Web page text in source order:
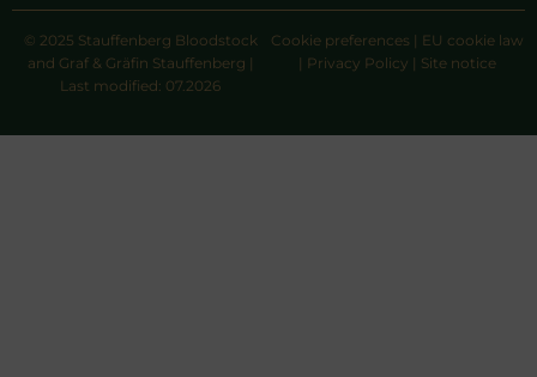
© 2025 Stauffenberg Bloodstock
and Graf & Gräfin Stauffenberg |
Last modified: 07.2026
Cookie preferences | EU cookie law
| Privacy Policy | Site notice